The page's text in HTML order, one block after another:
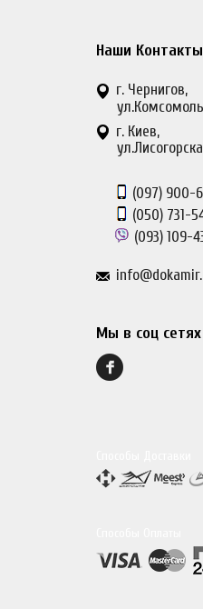
Наши Контакты
г. Чернигов,
г. Киев,
(097) 900-
(050) 731-
(093) 109-
Мы в соц сетях